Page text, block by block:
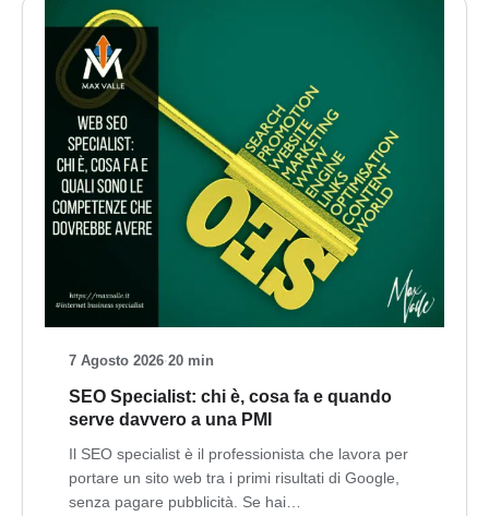
7 Agosto 2026·20 min
SEO Specialist: chi è, cosa fa e quando
serve davvero a una PMI
Il SEO specialist è il professionista che lavora per
portare un sito web tra i primi risultati di Google,
senza pagare pubblicità. Se hai…